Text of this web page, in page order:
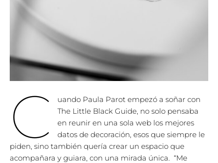
C
uando Paula Parot empezó a soñar con
The Little Black Guide, no solo pensaba
en reunir en una sola web los mejores
datos de decoración, esos que siempre le
piden, sino también quería crear un espacio que
acompañara y guiara, con una mirada única. “Me